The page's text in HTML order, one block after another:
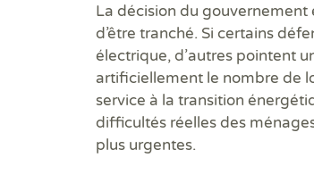
La décision du
d’être tranché. Si certains
électrique, d’autres pointent
artificiellement le nombre de
service à la transition
difficultés réelles des
plus urgentes.